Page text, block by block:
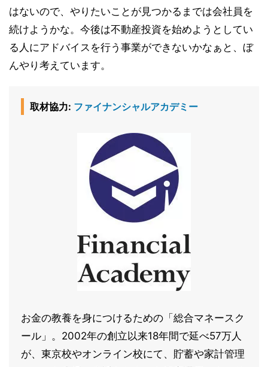
はないので、やりたいことが見つかるまでは会社員を
続けようかな。今後は不動産投資を始めようとしてい
る人にアドバイスを行う事業ができないかなぁと、ぼ
んやり考えています。
取材協力: ファイナンシャルアカデミー
お金の教養を身につけるための「総合マネースク
ール」。2002年の創立以来18年間で延べ57万人
が、東京校やオンライン校にて、貯蓄や家計管理